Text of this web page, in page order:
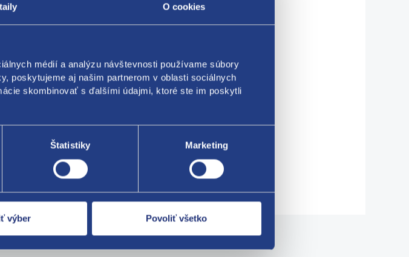
O cookies
médií a analýzu návštevnosti používame súbory
poskytujeme aj našim partnerom v oblasti sociálnych
skombinovať s ďalšími údajmi, ktoré ste im poskytli
Štatistiky Marketing
výber Povoliť všetko